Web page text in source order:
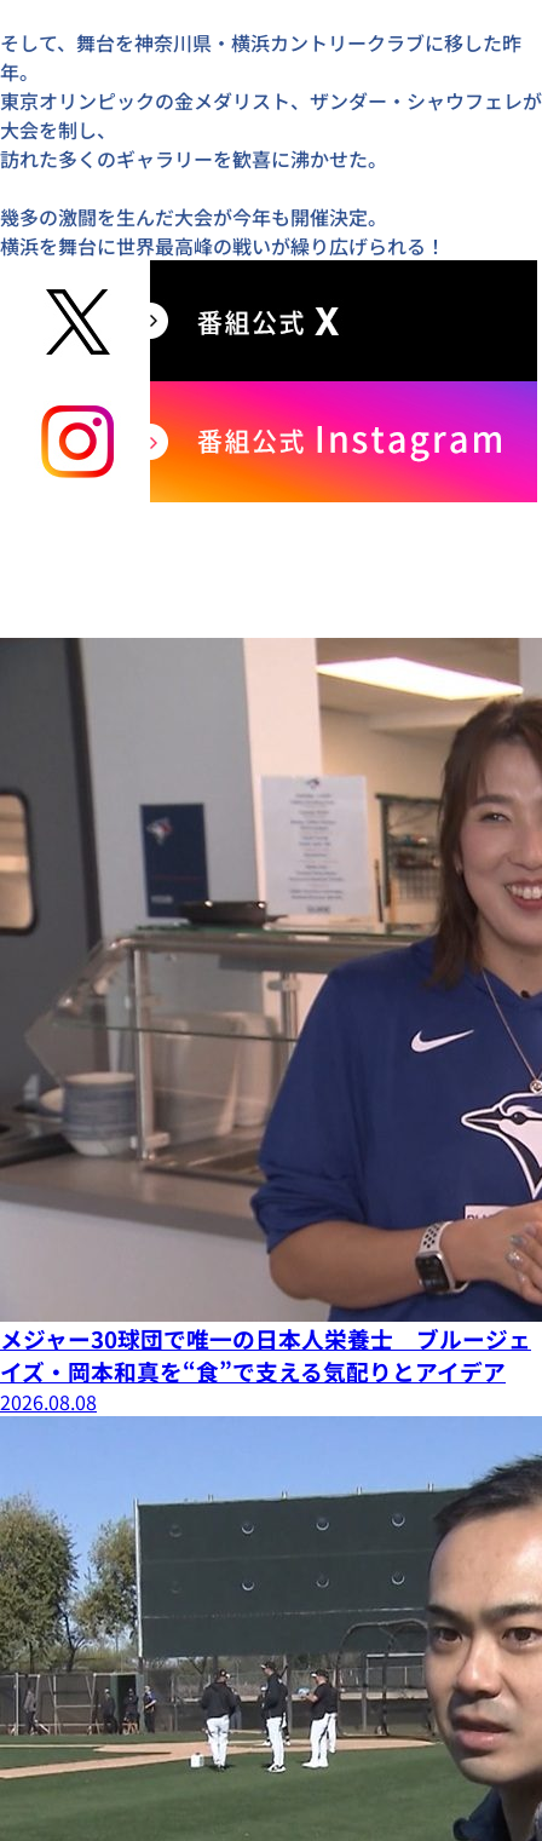
そして、舞台を神奈川県・横浜カントリークラブに移した昨
年。
東京オリンピックの金メダリスト、ザンダー・シャウフェレが
大会を制し、
訪れた多くのギャラリーを歓喜に沸かせた。
幾多の激闘を生んだ大会が今年も開催決定。
横浜を舞台に世界最高峰の戦いが繰り広げられる！
メジャー30球団で唯一の日本人栄養士 ブルージェ
イズ・岡本和真を“食”で支える気配りとアイデア
2026.08.08